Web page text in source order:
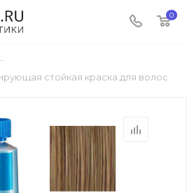
0
стойкая краска для волос